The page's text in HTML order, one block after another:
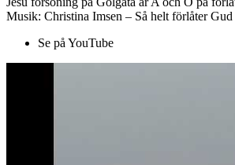
Musik: Christina Imsen – Så helt förlåter Gud
Se på YouTube